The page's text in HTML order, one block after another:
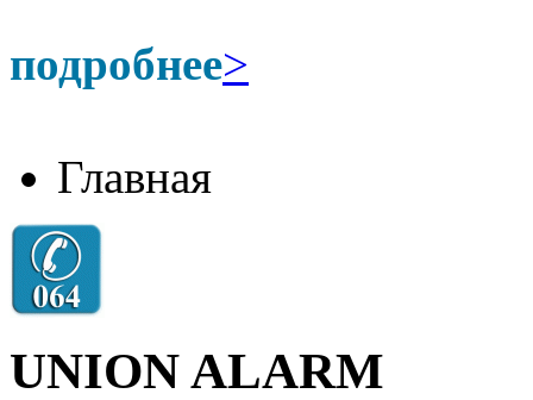
подробнее>
Главная
UNION ALARM